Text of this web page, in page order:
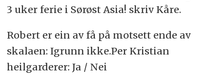
3 uker ferie i Sørøst Asia! skriv Kåre.
Robert er ein av få på motsett ende av
skalaen: Igrunn ikke.Per Kristian
heilgarderer: Ja / Nei